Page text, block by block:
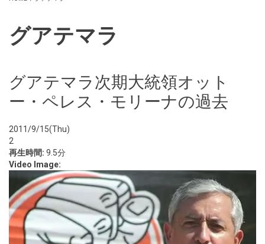
グアテマラ
グアテマラ次期大統領オット
ー・ペレス・モリーナの過去
2011/9/15(Thu)
2
再生時間: 9.5分
Video Image: